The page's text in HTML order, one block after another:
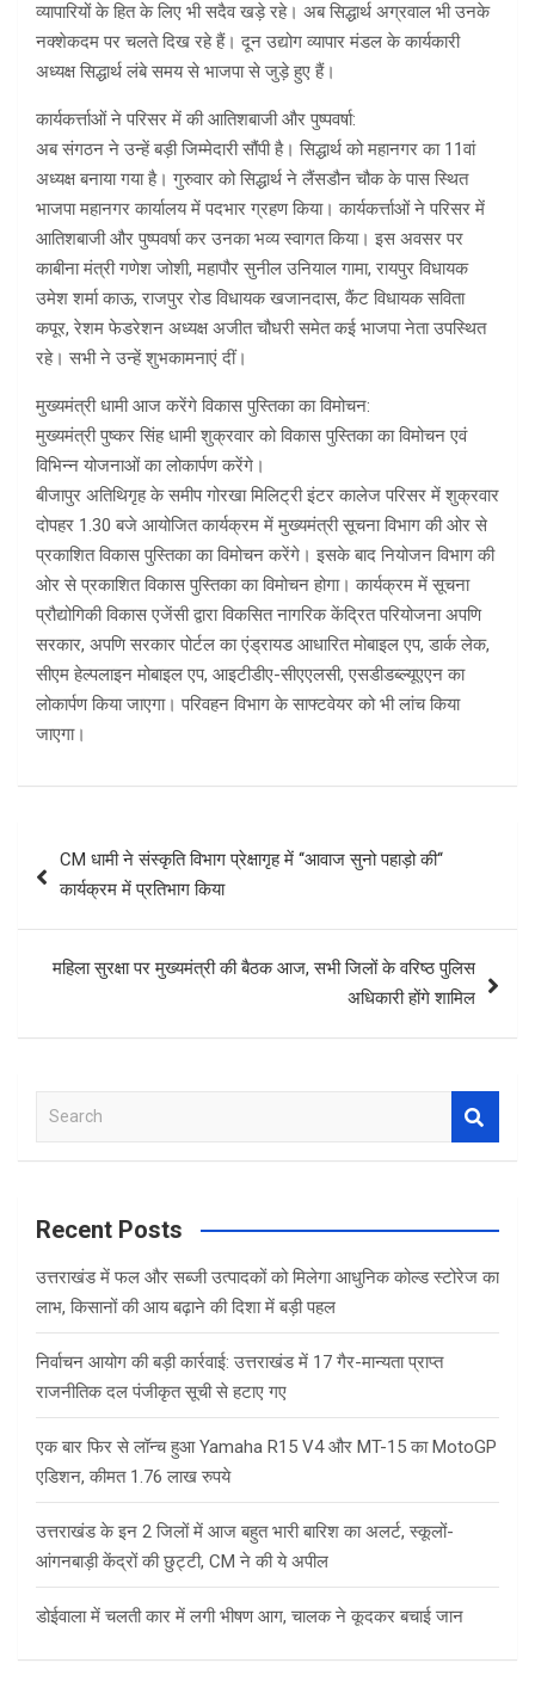
व्यापारियों के हित के लिए भी सदैव खड़े रहे। अब सिद्धार्थ अग्रवाल भी उनके
नक्शेकदम पर चलते दिख रहे हैं। दून उद्योग व्यापार मंडल के कार्यकारी
अध्यक्ष सिद्धार्थ लंबे समय से भाजपा से जुड़े हुए हैं।
कार्यकर्त्ताओं ने परिसर में की आतिशबाजी और पुष्पवर्षा:
अब संगठन ने उन्हें बड़ी जिम्मेदारी सौंपी है। सिद्धार्थ को महानगर का 11वां
अध्यक्ष बनाया गया है। गुरुवार को सिद्धार्थ ने लैंसडौन चौक के पास स्थित
भाजपा महानगर कार्यालय में पदभार ग्रहण किया। कार्यकर्त्ताओं ने परिसर में
आतिशबाजी और पुष्पवर्षा कर उनका भव्य स्वागत किया। इस अवसर पर
काबीना मंत्री गणेश जोशी, महापौर सुनील उनियाल गामा, रायपुर विधायक
उमेश शर्मा काऊ, राजपुर रोड विधायक खजानदास, कैंट विधायक सविता
कपूर, रेशम फेडरेशन अध्यक्ष अजीत चौधरी समेत कई भाजपा नेता उपस्थित
रहे। सभी ने उन्हें शुभकामनाएं दीं।
मुख्यमंत्री धामी आज करेंगे विकास पुस्तिका का विमोचन:
मुख्यमंत्री पुष्कर सिंह धामी शुक्रवार को विकास पुस्तिका का विमोचन एवं
विभिन्न योजनाओं का लोकार्पण करेंगे।
बीजापुर अतिथिगृह के समीप गोरखा मिलिट्री इंटर कालेज परिसर में शुक्रवार
दोपहर 1.30 बजे आयोजित कार्यक्रम में मुख्यमंत्री सूचना विभाग की ओर से
प्रकाशित विकास पुस्तिका का विमोचन करेंगे। इसके बाद नियोजन विभाग की
ओर से प्रकाशित विकास पुस्तिका का विमोचन होगा। कार्यक्रम में सूचना
प्रौद्योगिकी विकास एजेंसी द्वारा विकसित नागरिक केंद्रित परियोजना अपणि
सरकार, अपणि सरकार पोर्टल का एंड्रायड आधारित मोबाइल एप, डार्क लेक,
सीएम हेल्पलाइन मोबाइल एप, आइटीडीए-सीएएलसी, एसडीडब्ल्यूएएन का
लोकार्पण किया जाएगा। परिवहन विभाग के साफ्टवेयर को भी लांच किया
जाएगा।
navigation
CM धामी ने संस्कृति विभाग प्रेक्षागृह में ‘‘आवाज सुनो पहाड़ो की‘‘
कार्यक्रम में प्रतिभाग किया
महिला सुरक्षा पर मुख्यमंत्री की बैठक आज, सभी जिलों के वरिष्ठ पुलिस
अधिकारी होंगे शामिल
a
c
Recent Posts
उत्तराखंड में फल और सब्जी उत्पादकों को मिलेगा आधुनिक कोल्ड स्टोरेज का
लाभ, किसानों की आय बढ़ाने की दिशा में बड़ी पहल
निर्वाचन आयोग की बड़ी कार्रवाई: उत्तराखंड में 17 गैर-मान्यता प्राप्त
राजनीतिक दल पंजीकृत सूची से हटाए गए
एक बार फिर से लॉन्च हुआ Yamaha R15 V4 और MT-15 का MotoGP
एडिशन, कीमत 1.76 लाख रुपये
उत्तराखंड के इन 2 जिलों में आज बहुत भारी बारिश का अलर्ट, स्कूलों-
आंगनबाड़ी केंद्रों की छुट्टी, CM ने की ये अपील
डोईवाला में चलती कार में लगी भीषण आग, चालक ने कूदकर बचाई जान